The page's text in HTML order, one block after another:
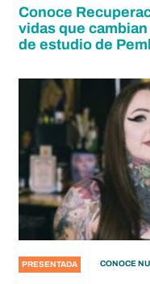
Conoce
vidas que
de estudio de
PRESENTADA CONOCE